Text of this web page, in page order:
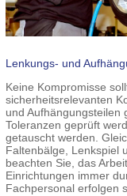
Lenkungs- und
Keine Kompromisse
sicherheitsrelevanten
und Aufhängungsteilen
Toleranzen geprüft
getauscht werden.
Faltenbälge, Lenkspiel
beachten Sie, das
Einrichtungen immer
Fachpersonal erfolgen